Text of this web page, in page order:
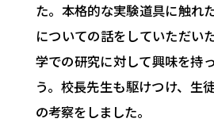
た。本格的な実験道具に触れ
についての話をしていただい
学での研究に対して興味を持
う。校長先生も駆けつけ、生
の考察をしました。